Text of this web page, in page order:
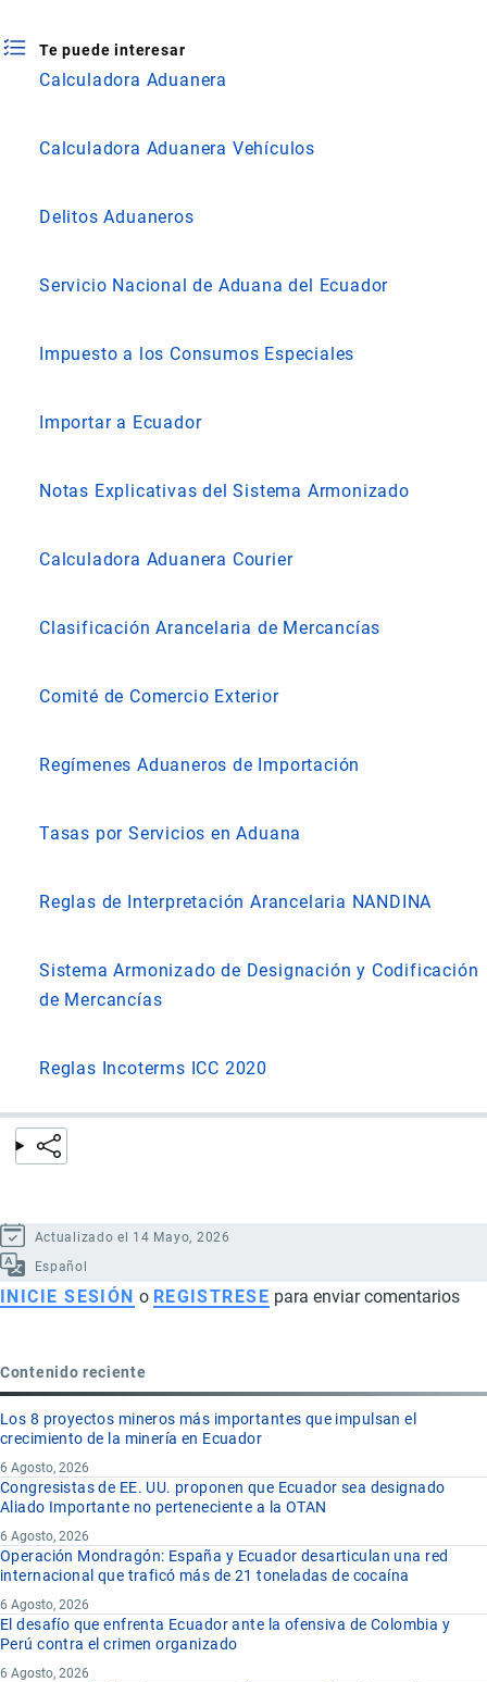
Te puede interesar
Calculadora Aduanera
Calculadora Aduanera Vehículos
Delitos Aduaneros
Servicio Nacional de Aduana del Ecuador
Impuesto a los Consumos Especiales
Importar a Ecuador
Notas Explicativas del Sistema Armonizado
Calculadora Aduanera Courier
Clasificación Arancelaria de Mercancías
Comité de Comercio Exterior
Regímenes Aduaneros de Importación
Tasas por Servicios en Aduana
Reglas de Interpretación Arancelaria NANDINA
Sistema Armonizado de Designación y Codificación
de Mercancías
Reglas Incoterms ICC 2020
Actualizado el 14 Mayo, 2026
Español
INICIE SESIÓN o REGISTRESE para enviar comentarios
Contenido reciente
Los 8 proyectos mineros más importantes que impulsan el
crecimiento de la minería en Ecuador
6 Agosto, 2026
Congresistas de EE. UU. proponen que Ecuador sea designado
Aliado Importante no perteneciente a la OTAN
6 Agosto, 2026
Operación Mondragón: España y Ecuador desarticulan una red
internacional que traficó más de 21 toneladas de cocaína
6 Agosto, 2026
El desafío que enfrenta Ecuador ante la ofensiva de Colombia y
Perú contra el crimen organizado
6 Agosto, 2026